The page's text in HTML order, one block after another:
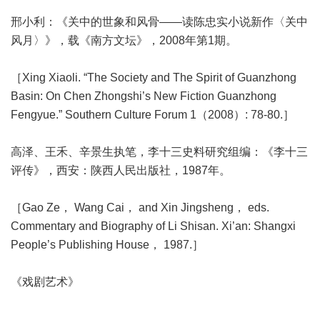
邢小利：《关中的世象和风骨——读陈忠实小说新作〈关中
风月〉》，载《南方文坛》，2008年第1期。
［Xing Xiaoli. “The Society and The Spirit of Guanzhong
Basin: On Chen Zhongshi’s New Fiction Guanzhong
Fengyue.” Southern Culture Forum 1（2008）: 78-80.］
高泽、王禾、辛景生执笔，李十三史料研究组编：《李十三
评传》，西安：陕西人民出版社，1987年。
［Gao Ze， Wang Cai， and Xin Jingsheng， eds.
Commentary and Biography of Li Shisan. Xi’an: Shangxi
People’s Publishing House， 1987.］
《戏剧艺术》